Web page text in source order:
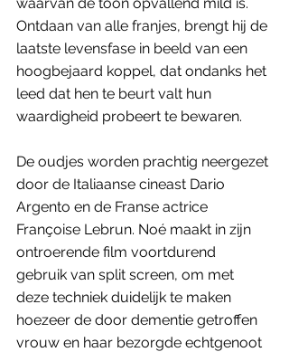
Ontdaan van alle franjes, brengt hij de
laatste levensfase in beeld van een
hoogbejaard koppel, dat ondanks het
leed dat hen te beurt valt hun
waardigheid probeert te bewaren.
De oudjes worden prachtig neergezet
door de Italiaanse cineast Dario
Argento en de Franse actrice
Françoise Lebrun. Noé maakt in zijn
ontroerende film voortdurend
gebruik van split screen, om met
deze techniek duidelijk te maken
hoezeer de door dementie getroffen
vrouw en haar bezorgde echtgenoot